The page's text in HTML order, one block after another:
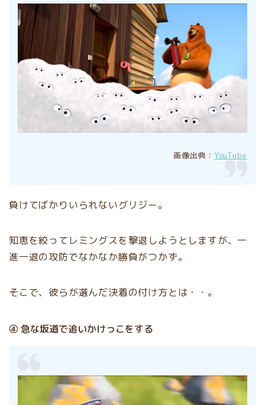
画像出典： YouTube
負けてばかりいられないグリジー。
知恵を絞ってレミングスを撃退しようとしますが、一
進一退の攻防でなかなか勝負がつかず。
そこで、彼らが選んだ決着の付け方とは・・。
④ 急な坂道で追いかけっこをする